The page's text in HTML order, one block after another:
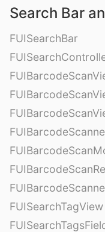
Search Bar
FUISearchBar
FUISearchTagView